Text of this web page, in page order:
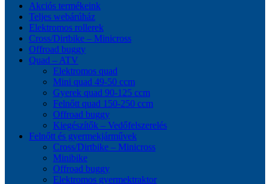
Akciós termékeink
Teljes webárúház
Elektromos rollerek
Cross/Dirtbike – Minicross
Offroad buggy
Quad – ATV
Elektromos quad
Mini quad 49-50 ccm
Gyerek quad 90-125 ccm
Felnőtt quad 150-250 ccm
Offroad buggy
Kiegészítők – Vedőfelszerelés
Felnőtt és gyermekjárművek
Cross/Dirtbike – Minicross
Minibike
Offroad buggy
Elektromos gyermektraktor